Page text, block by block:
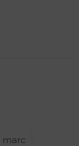
marc